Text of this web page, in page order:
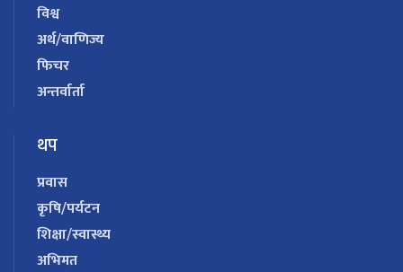
विश्व
अर्थ/वाणिज्य
फिचर
अन्तर्वार्ता
थप
प्रवास
कृषि/पर्यटन
शिक्षा/स्वास्थ्य
अभिमत